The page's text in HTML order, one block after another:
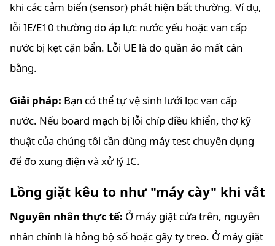
khi các cảm biến (sensor) phát hiện bất thường. Ví dụ,
lỗi IE/E10 thường do áp lực nước yếu hoặc van cấp
nước bị kẹt cặn bẩn. Lỗi UE là do quần áo mất cân
bằng.
Giải pháp: Bạn có thể tự vệ sinh lưới lọc van cấp
nước. Nếu board mạch bị lỗi chíp điều khiển, thợ kỹ
thuật của chúng tôi cần dùng máy test chuyên dụng
để đo xung điện và xử lý IC.
Lồng giặt kêu to như "máy cày" khi vắt
Nguyên nhân thực tế: Ở máy giặt cửa trên, nguyên
nhân chính là hỏng bộ số hoặc gãy ty treo. Ở máy giặt